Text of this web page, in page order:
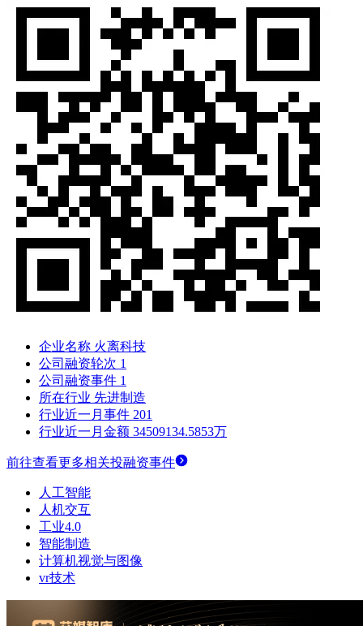
企业名称 火离科技
公司融资轮次 1
公司融资事件 1
所在行业 先进制造
行业近一月事件 201
行业近一月金额 34509134.5853万
前往查看更多相关投融资事件
人工智能
人机交互
工业4.0
智能制造
计算机视觉与图像
vr技术